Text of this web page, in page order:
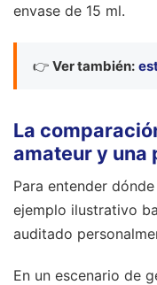
envase de 15 ml.
👉 Ver también:
La
amateur y una
Para entender
ejemplo ilustrativo
auditado
En un escenario de